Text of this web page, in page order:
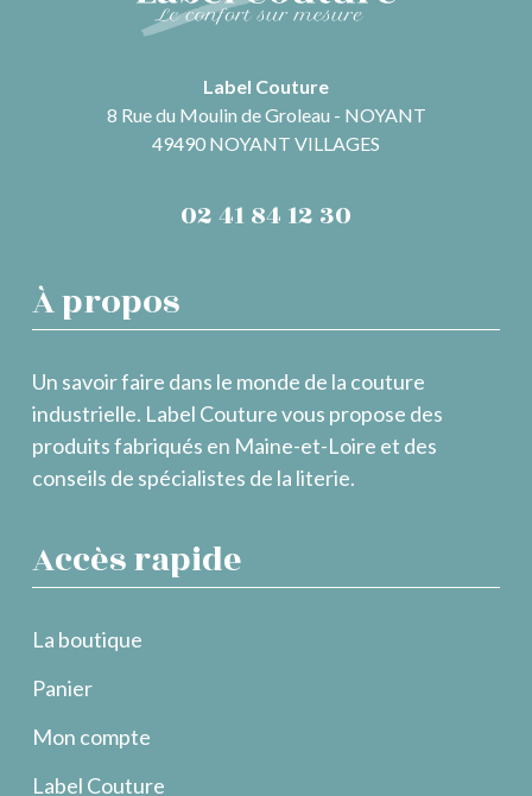
Label Couture
8 Rue du Moulin de Groleau - NOYANT
49490 NOYANT VILLAGES
02 41 84 12 30
À propos
Un savoir faire dans le monde de la couture
industrielle. Label Couture vous propose des
produits fabriqués en Maine-et-Loire et des
conseils de spécialistes de la literie.
Accès rapide
La boutique
Panier
Mon compte
Label Couture